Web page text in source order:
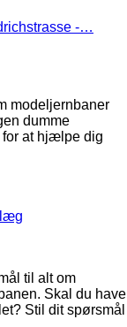
-…
modeljernbaner
dumme
for at hjælpe dig
til alt om
Skal du have
Stil dit spørsmål